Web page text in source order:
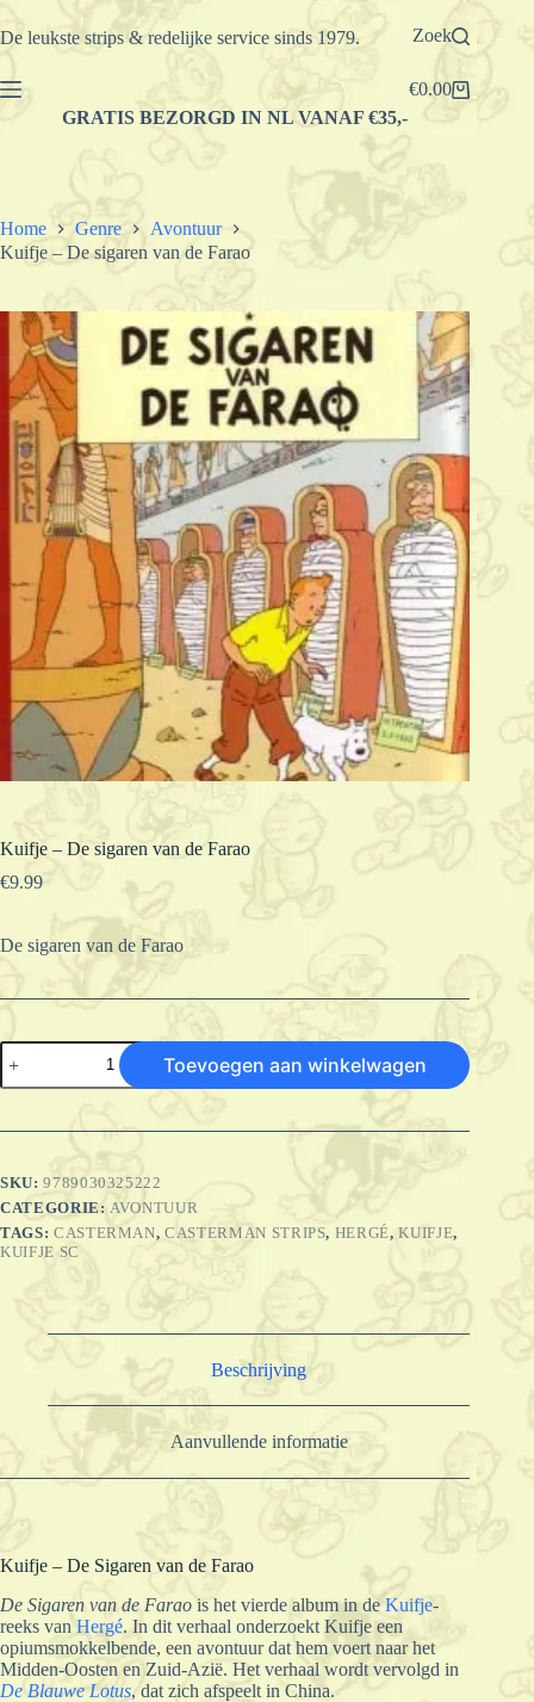
Ga
naar
De leukste strips & redelijke service sinds 1979. Zoek
Winkelwagen
€0.00
GRATIS BEZORGD IN NL VANAF €35,-
Home Genre
Avontuur
Kuifje – De sigaren van de Farao
Kuifje – De sigaren van de Farao
€9.99
De sigaren van de Farao
Kuifje
De
van
aantal
Toevoegen aan winkelwagen
SKU:9789030325222
CATEGORIE: AVONTUUR
TAGS: CASTERMAN,CASTERMAN STRIPS, HERGÉ,KUIFJE,
KUIFJE SC
Beschrijving
Aanvullende informatie
Kuifje – De Sigaren van de Farao
De Sigaren van de Farao is het vierde album in de Kuifje-
reeks van Hergé. In dit verhaal onderzoekt Kuifje een
opiumsmokkelbende, een avontuur dat hem voert naar het
Midden-Oosten en Zuid-Azië. Het verhaal wordt vervolgd in
De Blauwe Lotus, dat zich afspeelt in China.